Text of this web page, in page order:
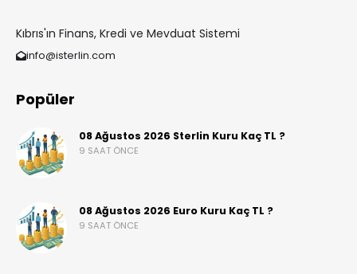
Kıbrıs'ın Finans, Kredi ve Mevduat Sistemi
info@isterlin.com
Popüler
08 Ağustos 2026 Sterlin Kuru Kaç TL ?
9 SAAT ÖNCE
08 Ağustos 2026 Euro Kuru Kaç TL ?
9 SAAT ÖNCE